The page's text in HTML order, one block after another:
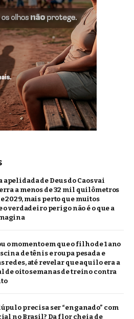
apelidada de Deus do Caos vai
a menos de 32 mil quilômetros
2029, mais perto que muitos
o verdadeiro perigo não é o que a
o momento em que o filho de 1 ano
de tênis e roupa pesada e
redes, até revelar que aquilo era a
de oito semanas de treino contra
precisa ser “enganado” com
no Brasil? Da flor cheia de